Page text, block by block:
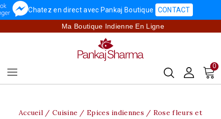
Chatez en direct avec Pankaj Boutique CONTACT
Ma Boutique Indienne En Ligne
0
Accueil Cuisine Epices indiennes
Rose fleurs et